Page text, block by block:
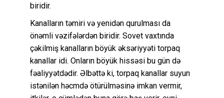
biridir.
Kanalların təmiri və yenidən qurulması da
önəmli vəzifələrdən biridir. Sovet vaxtında
çəkilmiş kanalların böyük əksəriyyəti torpaq
kanallar idi. Onların böyük hissəsi bu gün də
fəaliyyətdədir. Əlbəttə ki, torpaq kanallar suyun
istənilən həcmdə ötürülməsinə imkan vermir,